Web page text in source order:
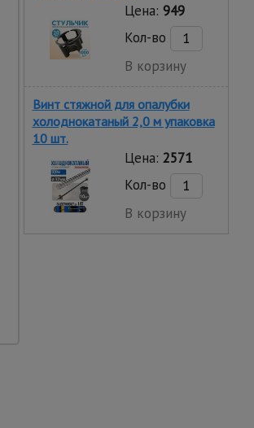
Цена: 949
Кол-во
В корзину
Винт стяжной для опалубки
холоднокатаный 2,0 м упаковка
10 шт.
Цена: 2571
Кол-во
В корзину